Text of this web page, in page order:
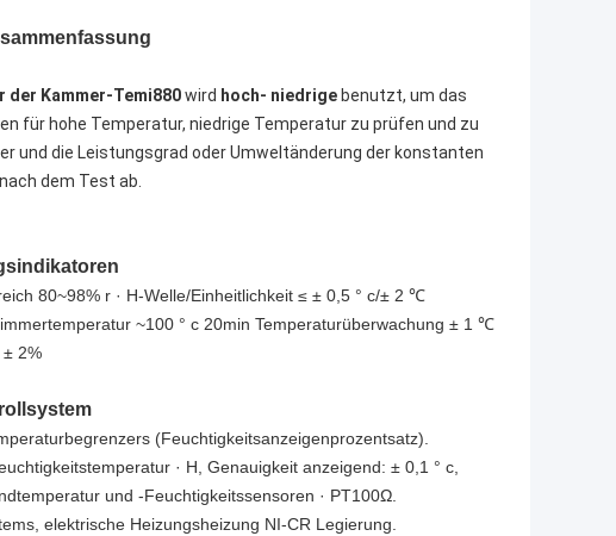
Kammer-Temi880wird hoch- niedrigebenutzt, um das
für hohe Temperatur, niedrige Temperatur zu prüfen und zu
und die Leistungsgrad oder Umweltänderung der konstanten
dem Test ab.
80~98% r · H-Welle/Einheitlichkeit ≤ ± 0,5 ° c/± 2 ℃
~100 ° c 20min Temperaturüberwachung ± 1 ℃
± 2%
(Feuchtigkeitsanzeigenprozentsatz).
· H, Genauigkeit anzeigend: ± 0,1 ° c,
und -Feuchtigkeitssensoren · PT100Ω.
elektrische Heizungsheizung NI-CR Legierung.